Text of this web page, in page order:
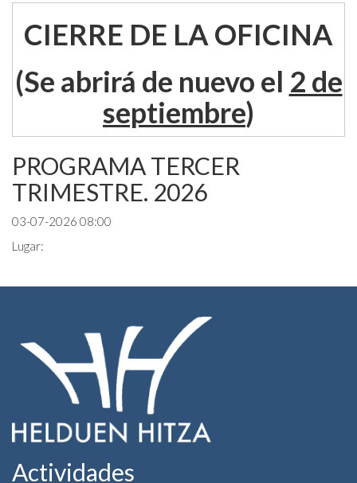
CIERRE DE LA OFICINA
(Se abrirá de nuevo el 2 de
septiembre)
PROGRAMA TERCER
TRIMESTRE. 2026
03-07-2026 08:00
Lugar:
Actividades